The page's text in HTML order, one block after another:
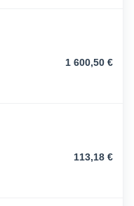
1 600,50 €
113,18 €